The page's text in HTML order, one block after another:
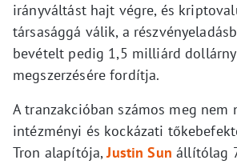
irányváltást hajt végre, és
társasággá válik, a
bevételt pedig 1,5 milliárd
megszerzésére fordítja.
A tranzakcióban számos meg nem
intézményi és kockázati
Tron alapítója,Justin Sun állítólag